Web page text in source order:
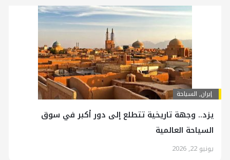
إيران, السياحة
يزد.. وجهة تاريخية تتطلع إلى دور أكبر في سوق
السياحة العالمية
يونيو 22, 2026